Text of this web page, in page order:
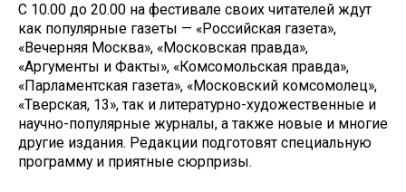
С 10.00 до 20.00 на фестивале своих читателей ждут
как популярные газеты — «Российская газета»,
«Вечерняя Москва», «Московская правда»,
«Аргументы и Факты», «Комсомольская правда»,
«Парламентская газета», «Московский комсомолец»,
«Тверская, 13», так и литературно-художественные и
научно-популярные журналы, а также новые и многие
другие издания. Редакции подготовят специальную
программу и приятные сюрпризы.